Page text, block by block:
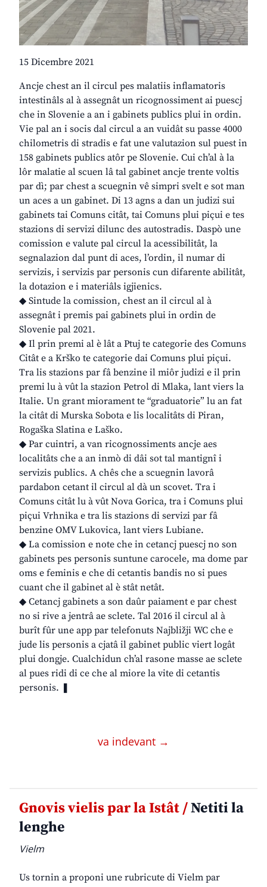
15 Dicembre 2021
Ancje chest an il circul pes malatiis inflamatoris
intestinâls al à assegnât un ricognossiment ai puescj
che in Slovenie a an i gabinets publics plui in ordin.
Vie pal an i socis dal circul a an vuidât su passe 4000
chilometris di stradis e fat une valutazion sul puest in
158 gabinets publics atôr pe Slovenie. Cui ch’al à la
lôr malatie al scuen lâ tal gabinet ancje trente voltis
par dì; par chest a scuegnin vê simpri svelt e sot man
un aces a un gabinet. Di 13 agns a dan un judizi sui
gabinets tai Comuns citât, tai Comuns plui piçui e tes
stazions di servizi dilunc des autostradis. Daspò une
comission e valute pal circul la acessibilitât, la
segnalazion dal punt di aces, l’ordin, il numar di
servizis, i servizis par personis cun difarente abilitât,
la dotazion e i materiâls igjienics.
◆ Sintude la comission, chest an il circul al à
assegnât i premis pai gabinets plui in ordin de
Slovenie pal 2021.
◆ Il prin premi al è lât a Ptuj te categorie des Comuns
Citât e a Krško te categorie dai Comuns plui piçui.
Tra lis stazions par fâ benzine il miôr judizi e il prin
premi lu à vût la stazion Petrol di Mlaka, lant viers la
Italie. Un grant miorament te “graduatorie” lu an fat
la citât di Murska Sobota e lis localitâts di Piran,
Rogaška Slatina e Laško.
◆ Par cuintri, a van ricognossiments ancje aes
localitâts che a an inmò di dâi sot tal mantignî i
servizis publics. A chês che a scuegnin lavorâ
pardabon cetant il circul al dà un scovet. Tra i
Comuns citât lu à vût Nova Gorica, tra i Comuns plui
piçui Vrhnika e tra lis stazions di servizi par fâ
benzine OMV Lukovica, lant viers Lubiane.
◆ La comission e note che in cetancj puescj no son
gabinets pes personis suntune carocele, ma dome par
oms e feminis e che di cetantis bandis no si pues
cuant che il gabinet al è stât netât.
◆ Cetancj gabinets a son daûr paiament e par chest
no si rive a jentrâ ae sclete. Tal 2016 il circul al à
burît fûr une app par telefonuts Najbližji WC che e
jude lis personis a cjatâ il gabinet public viert logât
plui dongje. Cualchidun ch’al rasone masse ae sclete
al pues ridi di ce che al miore la vite di cetantis
personis. ❚
va indevant →
Gnovis vielis par la Istât /Netiti la
lenghe
Vielm
Us tornin a proponi une rubricute di Vielm par